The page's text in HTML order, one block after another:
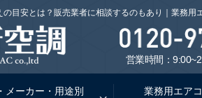
目安とは？販売業者に相談するのもあり｜業務用
営業時間：
メーカー・用途別
業務用エア